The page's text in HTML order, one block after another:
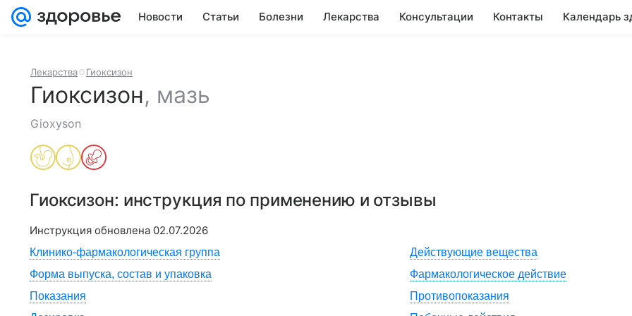
Новости Статьи Болезни Лекарства Консультации Контакты Календарь
Лекарства Гиоксизон
Гиоксизон, мазь
Gioxyson
Гиоксизон: инструкция по применению и отзывы
Инструкция обновлена 02.07.2026
Клинико-фармакологическая группа
Действующие вещества
Форма выпуска, состав и упаковка
Фармакологическое действие
Показания
Противопоказания